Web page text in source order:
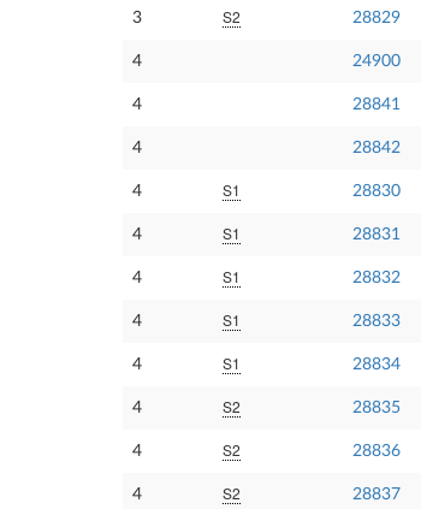
3 S2 28829
4 24900
4 28841
4 28842
4 S1 28830
4 S1 28831
4 S1 28832
4 S1 28833
4 S1 28834
4 S2 28835
4 S2 28836
4 S2 28837